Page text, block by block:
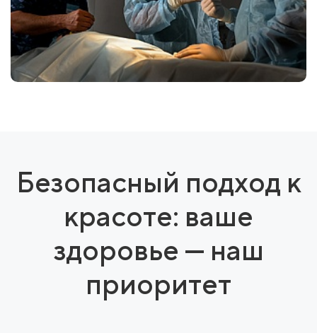
Безопасный подход к
красоте: ваше
здоровье — наш
приоритет